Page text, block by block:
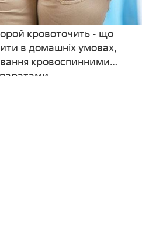
кровоточить - що
в домашніх умовах,
кровоспинними